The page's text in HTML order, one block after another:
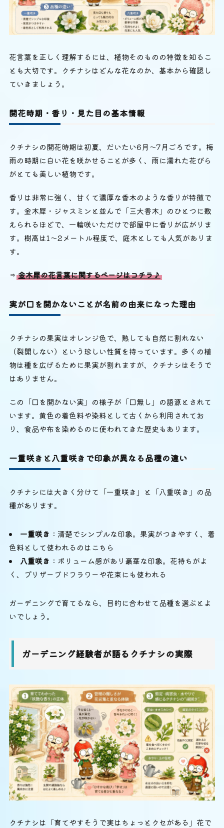
花言葉を正しく理解するには、植物そのものの特徴を知るこ
とも大切です。クチナシはどんな花なのか、基本から確認し
ていきましょう。
開花時期・香り・見た目の基本情報
クチナシの開花時期は初夏、だいたい6月〜7月ごろです。梅
雨の時期に白い花を咲かせることが多く、雨に濡れた花びら
がとても美しい植物です。
香りは非常に強く、甘くて濃厚な香木のような香りが特徴で
す。金木犀・ジャスミンと並んで「三大香木」のひとつに数
えられるほどで、一輪咲いただけで部屋中に香りが広がりま
す。樹高は1〜2メートル程度で、庭木としても人気がありま
す。
⇒ 金木犀の花言葉に関するページはコチラ♪
実が口を開かないことが名前の由来になった理由
クチナシの果実はオレンジ色で、熟しても自然に割れない
（裂開しない）という珍しい性質を持っています。多くの植
物は種を広げるために果実が割れますが、クチナシはそうで
はありません。
この「口を開かない実」の様子が「口無し」の語源とされて
います。黄色の着色料や染料として古くから利用されてお
り、食品や布を染めるのに使われてきた歴史もあります。
一重咲きと八重咲きで印象が異なる品種の違い
クチナシには大きく分けて「一重咲き」と「八重咲き」の品
種があります。
一重咲き ：清楚でシンプルな印象。果実がつきやすく、着
色料として使われるのはこちら
八重咲き ：ボリューム感があり豪華な印象。花持ちがよ
く、プリザーブドフラワーや花束にも使われる
ガーデニングで育てるなら、目的に合わせて品種を選ぶとよ
いでしょう。
ガーデニング経験者が語るクチナシの実際
クチナシは「育てやすそうで実はちょっとクセがある」花で